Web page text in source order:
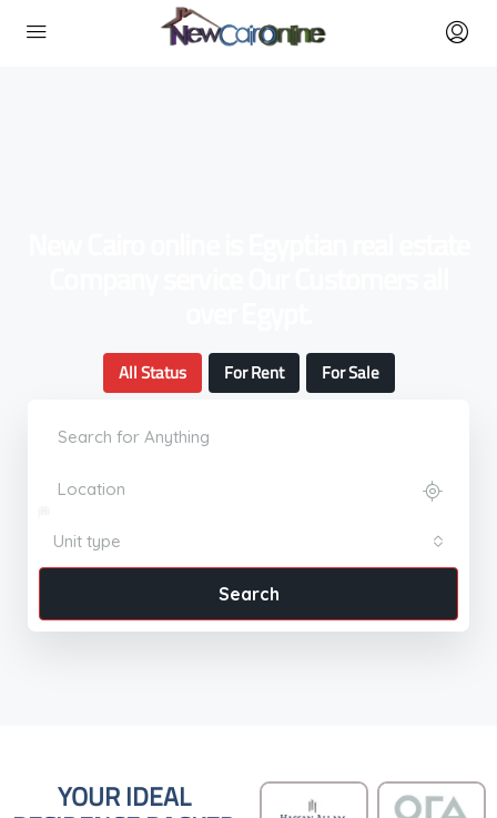
All Status For Rent For Sale
Unit type
Search
YOUR IDEAL